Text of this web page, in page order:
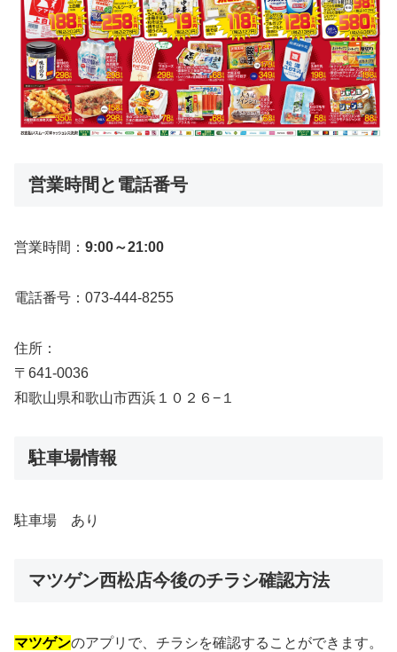
営業時間と電話番号
営業時間： 9:00～21:00
電話番号：073-444-8255
住所：
〒641-0036
和歌山県和歌山市西浜１０２６−１
駐車場情報
駐車場 あり
マツゲン西松店今後のチラシ確認方法
マツゲンのアプリで、チラシを確認することができます。